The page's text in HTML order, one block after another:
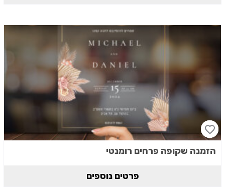
הזמנה שקופה פרחים רומנטי
פרטים נוספים